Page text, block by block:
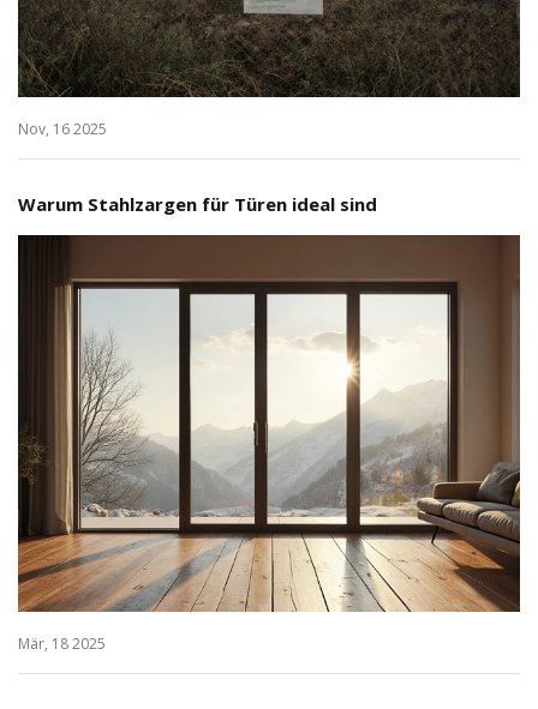
Nov, 16 2025
Warum Stahlzargen für Türen ideal sind
Mär, 18 2025